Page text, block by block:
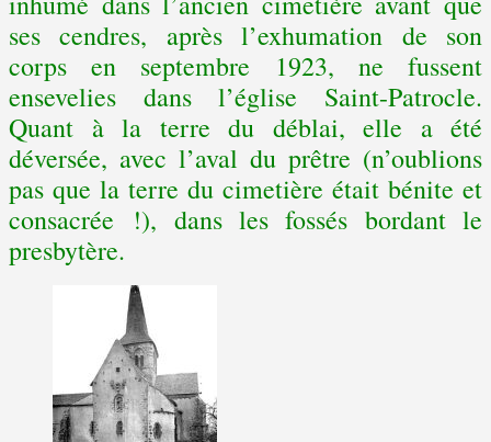
ses cendres, après l’exhumation de son
corps en septembre 1923, ne fussent
ensevelies dans l’église Saint-Patrocle.
Quant à la terre du déblai, elle a été
déversée, avec l’aval du prêtre (n’oublions
pas que la terre du cimetière était bénite et
consacrée !), dans les fossés bordant le
presbytère.